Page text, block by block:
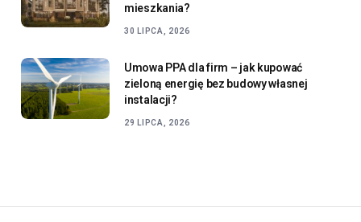
mieszkania?
30 LIPCA, 2026
Umowa PPA dla firm – jak kupować
zieloną energię bez budowy własnej
instalacji?
29 LIPCA, 2026